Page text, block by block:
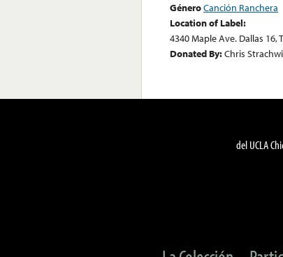
GéneroCanción Ranchera
Location of Label:
4340 Maple Ave. Dallas 16,
Donated By:Chris
del UCLA